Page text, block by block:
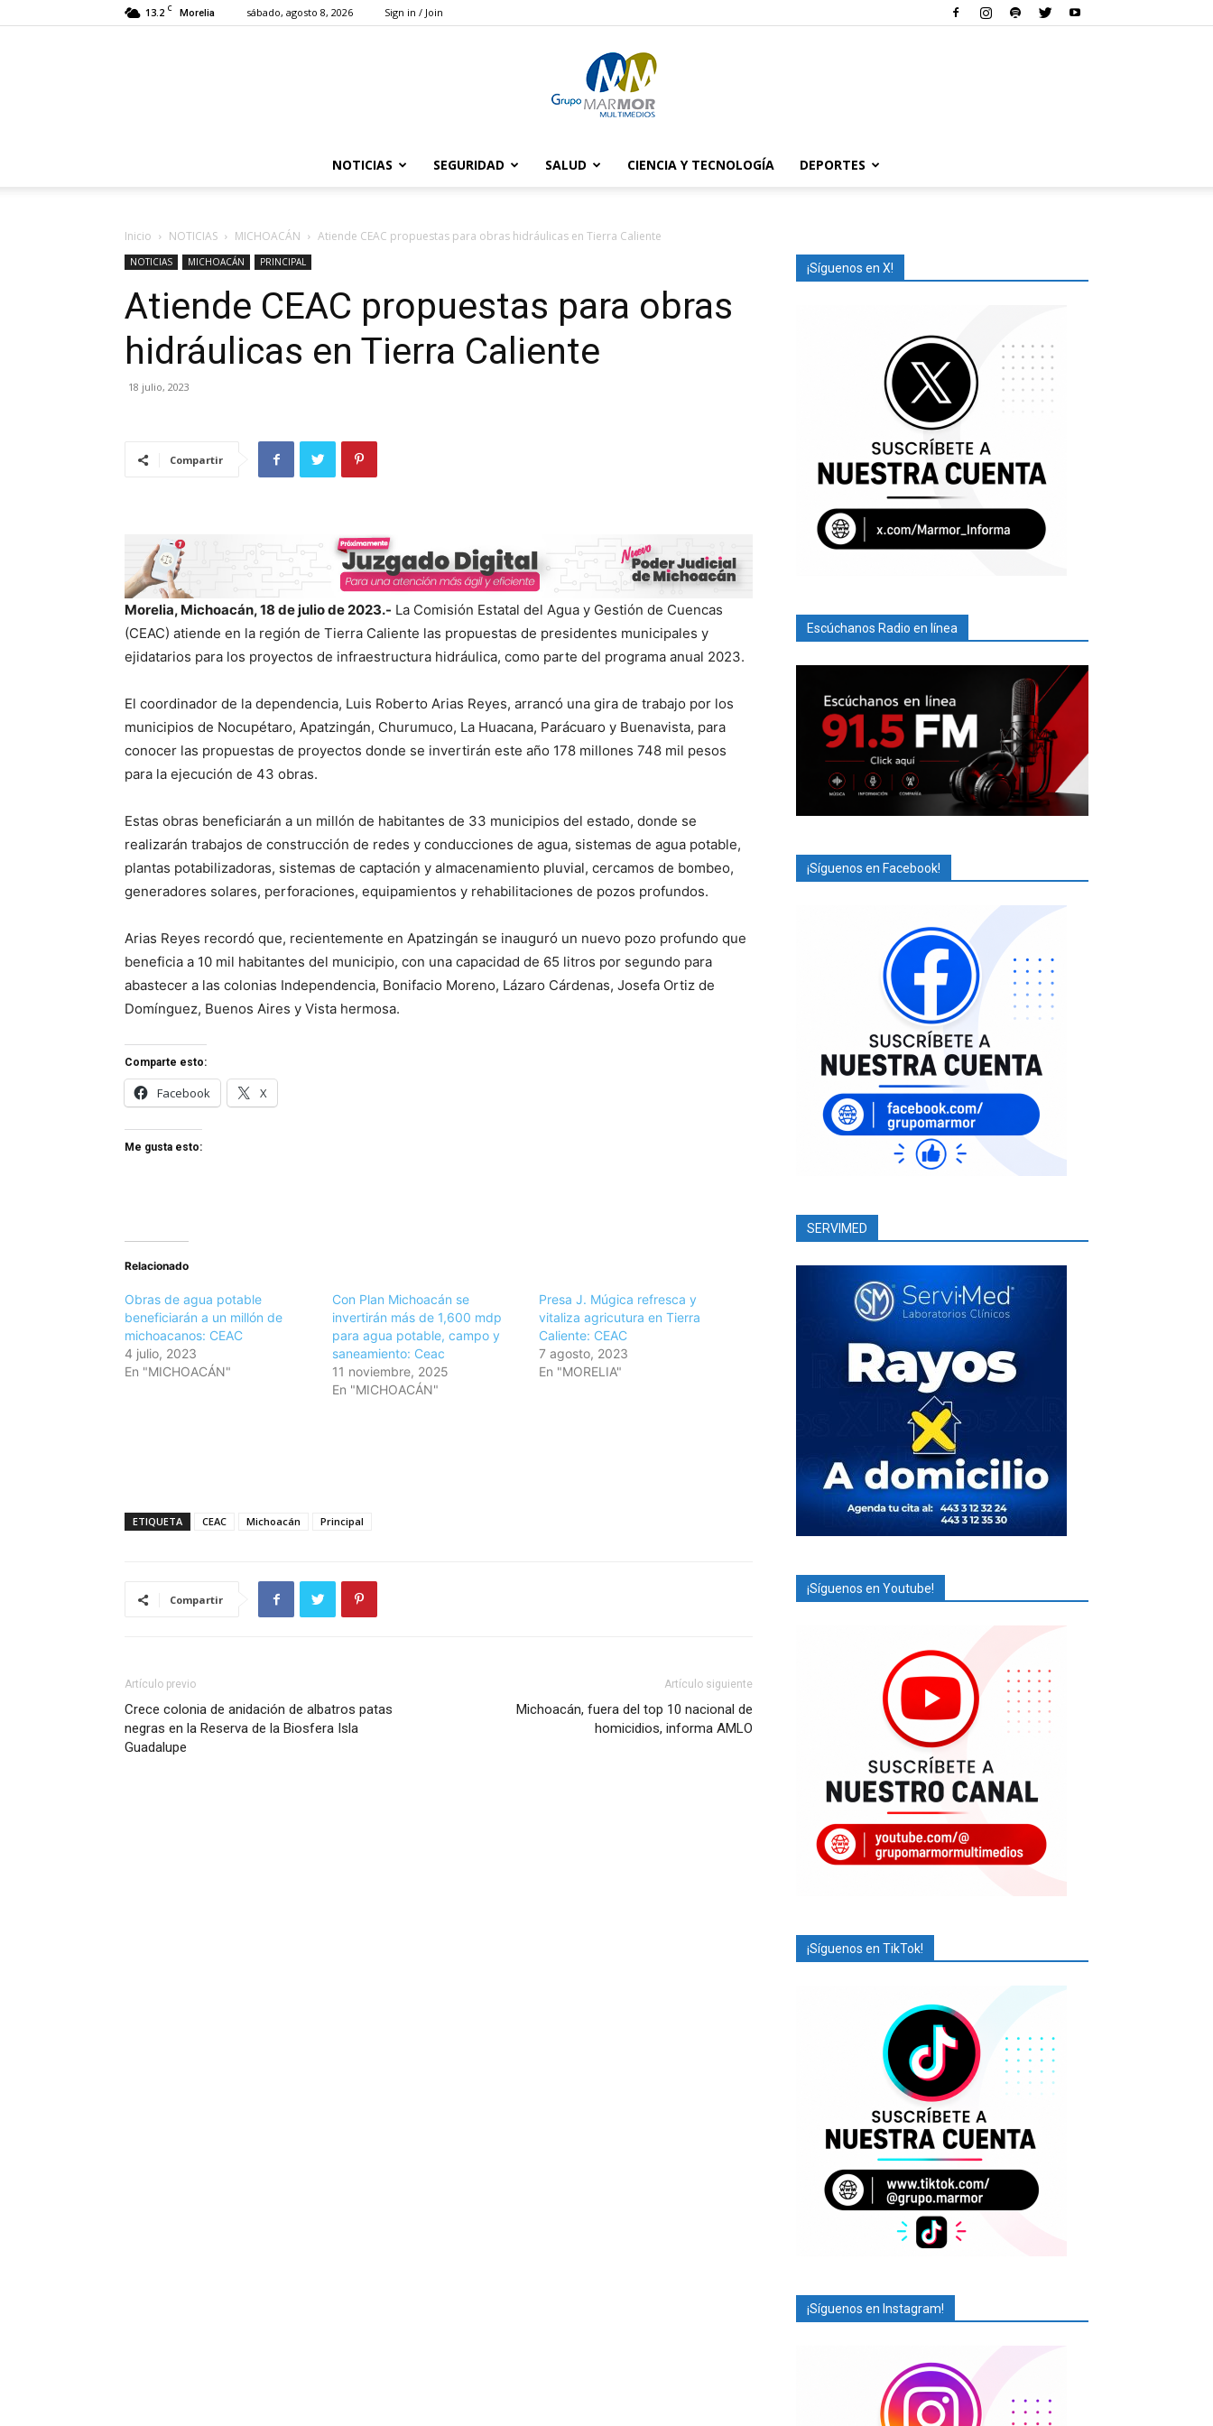
13.2 C Morelia sábado, agosto 8, 2026 Sign in / Join
Marmor
NOTICIAS SEGURIDAD SALUD CIENCIA Y TECNOLOGÍA DEPORTES
Inicio NOTICIAS MICHOACÁN Atiende CEAC propuestas para obras hidráulicas en Tierra Caliente
NOTICIAS MICHOACÁN PRINCIPAL
Atiende CEAC propuestas para obras
hidráulicas en Tierra Caliente
18 julio, 2023
Compartir
Morelia, Michoacán, 18 de julio de 2023.- La Comisión Estatal del Agua y Gestión de Cuencas
(CEAC) atiende en la región de Tierra Caliente las propuestas de presidentes municipales y
ejidatarios para los proyectos de infraestructura hidráulica, como parte del programa anual 2023.
El coordinador de la dependencia, Luis Roberto Arias Reyes, arrancó una gira de trabajo por los
municipios de Nocupétaro, Apatzingán, Churumuco, La Huacana, Parácuaro y Buenavista, para
conocer las propuestas de proyectos donde se invertirán este año 178 millones 748 mil pesos
para la ejecución de 43 obras.
Estas obras beneficiarán a un millón de habitantes de 33 municipios del estado, donde se
realizarán trabajos de construcción de redes y conducciones de agua, sistemas de agua potable,
plantas potabilizadoras, sistemas de captación y almacenamiento pluvial, cercamos de bombeo,
generadores solares, perforaciones, equipamientos y rehabilitaciones de pozos profundos.
Arias Reyes recordó que, recientemente en Apatzingán se inauguró un nuevo pozo profundo que
beneficia a 10 mil habitantes del municipio, con una capacidad de 65 litros por segundo para
abastecer a las colonias Independencia, Bonifacio Moreno, Lázaro Cárdenas, Josefa Ortiz de
Domínguez, Buenos Aires y Vista hermosa.
Comparte esto:
Facebook X
Me gusta esto:
Relacionado
Obras de agua potable
beneficiarán a un millón de
michoacanos: CEAC
4 julio, 2023
En "MICHOACÁN"
Con Plan Michoacán se
invertirán más de 1,600 mdp
para agua potable, campo y
saneamiento: Ceac
11 noviembre, 2025
En "MICHOACÁN"
Presa J. Múgica refresca y
vitaliza agricutura en Tierra
Caliente: CEAC
7 agosto, 2023
En "MORELIA"
ETIQUETA CEAC Michoacán Principal
Compartir
Artículo previo
Crece colonia de anidación de albatros patas
negras en la Reserva de la Biosfera Isla
Guadalupe
Artículo siguiente
Michoacán, fuera del top 10 nacional de
homicidios, informa AMLO
¡Síguenos en X!
Escúchanos Radio en línea
¡Síguenos en Facebook!
SERVIMED
¡Síguenos en Youtube!
¡Síguenos en TikTok!
¡Síguenos en Instagram!